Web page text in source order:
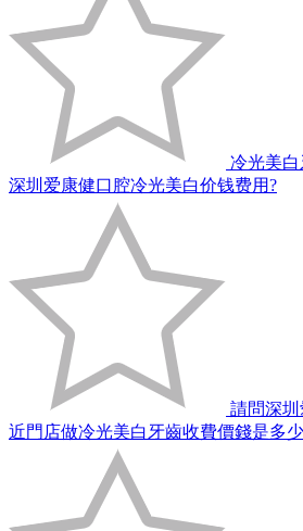
冷光美
深圳爱康健口腔冷光美白价钱费用?
請問深
近門店做冷光美白牙齒收費價錢是多